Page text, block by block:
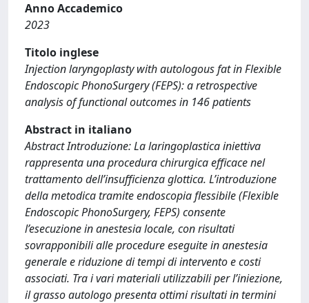
Anno Accademico
2023
Titolo inglese
Injection laryngoplasty with autologous fat in Flexible
Endoscopic PhonoSurgery (FEPS): a retrospective
analysis of functional outcomes in 146 patients
Abstract in italiano
Abstract Introduzione: La laringoplastica iniettiva
rappresenta una procedura chirurgica efficace nel
trattamento dell’insufficienza glottica. L’introduzione
della metodica tramite endoscopia flessibile (Flexible
Endoscopic PhonoSurgery, FEPS) consente
l’esecuzione in anestesia locale, con risultati
sovrapponibili alle procedure eseguite in anestesia
generale e riduzione di tempi di intervento e costi
associati. Tra i vari materiali utilizzabili per l’iniezione,
il grasso autologo presenta ottimi risultati in termini